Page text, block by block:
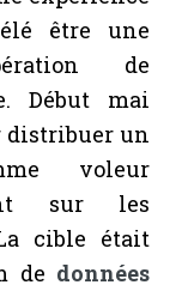
être une
de
Début mai
distribuer un
voleur
sur les
cible était
de données